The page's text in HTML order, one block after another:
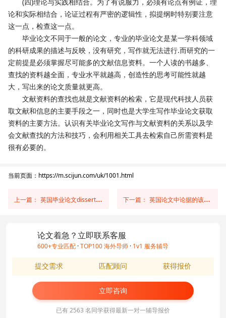
论和实际相结合，论证过程有严密的逻辑性，拟提纲时特别要注意
这一点，检查这一点。
毕业论文不同于一般的论文，专业的毕业论文是某一学科领域
的科研成果的描述与反映，没有研究，写作就无法进行.而研究的一
定前提是必须掌握尽可能多的文献信息资料。一个人读的书越多、
查找的资料越全面，专业水平就越高，创造性的思考可能性就越
大，写出来的论文质量就更高。
文献资料的查找也就是文献资料的检索，它是现代科技人员获
取文献和信息的主要手段之一，同时也是大学生写作毕业论文获取
资料的主要方法。认识有关毕业论文写作与文献资料的关系以及学
会文献查找的方法和技巧，会利用相关工具去检索自己所需资料是
很有必要的。
当前页面：https://m.scijun.com/uk/1001.html
上一篇： 英国毕业论文dissertation如何定题？ 下一篇： 英国论文中论据的该怎样去写作
论文着急？立即联系客服
600+专业匹配 ·TOP100 海外导师 · 1v1 服务辅导
提交需求 匹配顾问 获得报价
立即咨询
已有 2563 名同学获得最新一对一辅导报价